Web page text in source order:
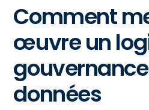
Comment
œuvre un
données